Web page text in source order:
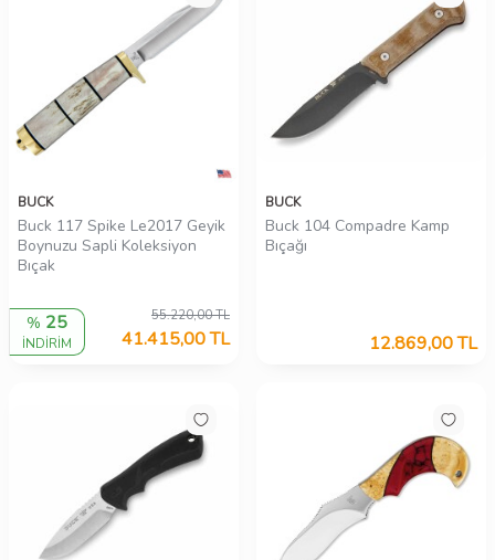
BUCK
Buck 117 Spike Le2017 Geyik
Boynuzu Sapli Koleksiyon
Bıçak
% 25
İNDİRİM
55.220,00TL
41.415,00TL
BUCK
Buck 104 Compadre Kamp
Bıçağı
12.869,00TL